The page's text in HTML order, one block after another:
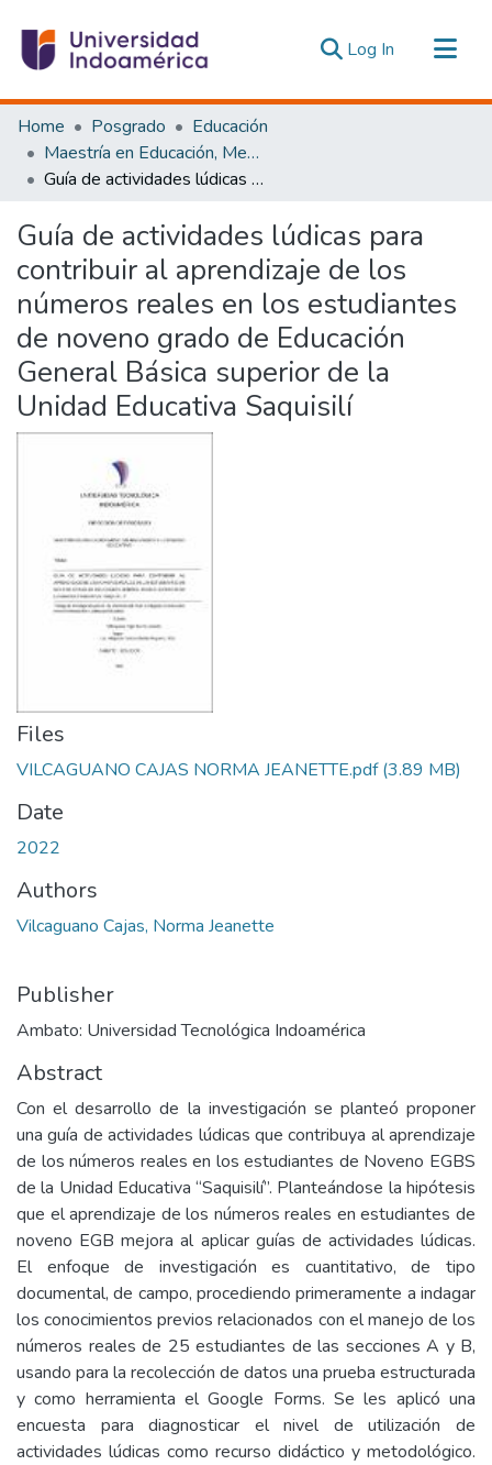
Log In (current)
Communities & Collections
All of DSpace
Statistics
Estadísticas Externas
Home Posgrado
Educación
Maestría en Educación, Mención Innovación y Liderazgo Educativo
Guía de actividades lúdicas para contribuir al aprendizaje de los números reales en los estudiantes de noveno grado de Educación General Básica superior de la Unidad Educativa Saquisilí
Guía de actividades lúdicas para
contribuir al aprendizaje de los
números reales en los estudiantes
de noveno grado de Educación
General Básica superior de la
Unidad Educativa Saquisilí
Files
VILCAGUANO CAJAS NORMA JEANETTE.pdf(3.89 MB)
Date
2022
Authors
Vilcaguano Cajas, Norma Jeanette
Publisher
Ambato: Universidad Tecnológica Indoamérica
Abstract
Con el desarrollo de la investigación se planteó proponer
una guía de actividades lúdicas que contribuya al aprendizaje
de los números reales en los estudiantes de Noveno EGBS
de la Unidad Educativa “Saquisilí”. Planteándose la hipótesis
que el aprendizaje de los números reales en estudiantes de
noveno EGB mejora al aplicar guías de actividades lúdicas.
El enfoque de investigación es cuantitativo, de tipo
documental, de campo, procediendo primeramente a indagar
los conocimientos previos relacionados con el manejo de los
números reales de 25 estudiantes de las secciones A y B,
usando para la recolección de datos una prueba estructurada
y como herramienta el Google Forms. Se les aplicó una
encuesta para diagnosticar el nivel de utilización de
actividades lúdicas como recurso didáctico y metodológico.